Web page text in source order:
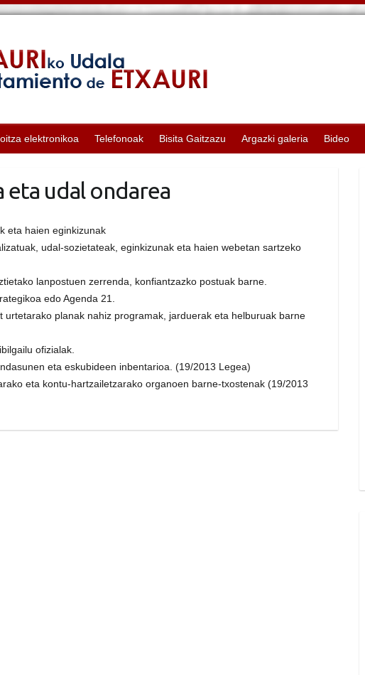
elektronikoa Telefonoak Bisita Gaitzazu Argazki galeria Bideo
eta udal ondarea
eta haien eginkizunak
udal-sozietateak, eginkizunak eta haien webetan sartzeko
lanpostuen zerrenda, konfiantzazko postuak barne.
edo Agenda 21.
urtetarako planak nahiz programak, jarduerak eta helburuak barne
ofizialak.
eta eskubideen inbentarioa. (19/2013 Legea)
eta kontu-hartzailetzarako organoen barne-txostenak (19/2013